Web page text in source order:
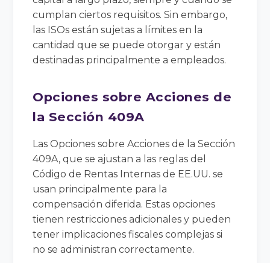
cumplan ciertos requisitos. Sin embargo,
las ISOs están sujetas a límites en la
cantidad que se puede otorgar y están
destinadas principalmente a empleados.
Opciones sobre Acciones de
la Sección 409A
Las Opciones sobre Acciones de la Sección
409A, que se ajustan a las reglas del
Código de Rentas Internas de EE.UU. se
usan principalmente para la
compensación diferida. Estas opciones
tienen restricciones adicionales y pueden
tener implicaciones fiscales complejas si
no se administran correctamente.